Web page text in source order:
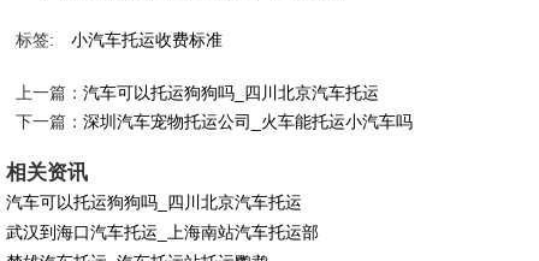
标签: 小汽车托运收费标准
上一篇：汽车可以托运狗狗吗_四川北京汽车托运
下一篇：深圳汽车宠物托运公司_火车能托运小汽车吗
相关资讯
汽车可以托运狗狗吗_四川北京汽车托运
武汉到海口汽车托运_上海南站汽车托运部